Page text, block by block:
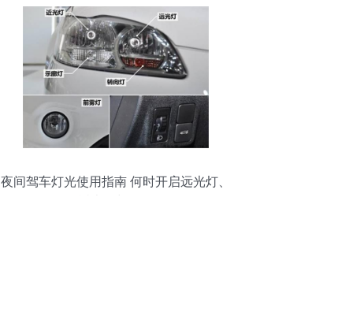
夜间驾车灯光使用指南 何时开启远光灯、